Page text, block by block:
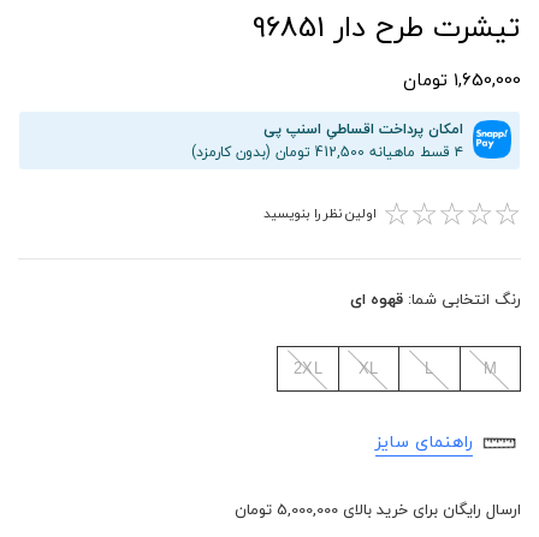
تیشرت طرح دار 96851
1,650,000 تومان
امکان پرداخت اقساطیِ اسنپ پی
۴ قسط ماهیانه 412,500 تومان (بدون کارمزد)
☆
☆
☆
☆
☆ اولین نظر را بنویسید
رنگ انتخابی شما: قهوه ای
M
L
XL
2XL
راهنمای سایز
ارسال رایگان برای خرید بالای 5,000,000 تومان